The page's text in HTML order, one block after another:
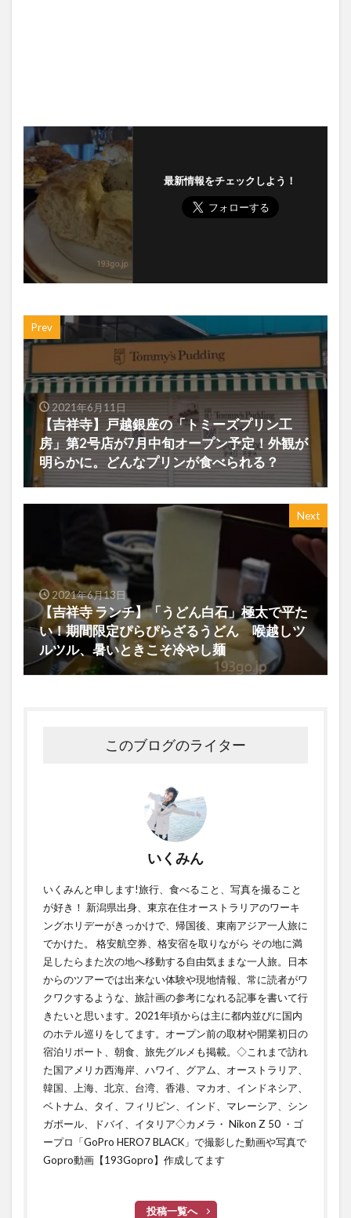
最新情報をチェックしよう！
Prev
2021年6月11日
【吉祥寺】戸越銀座の「トミーズプリン工
房」第2号店が7月中旬オープン予定！外観が
明らかに。どんなプリンが食べられる？
Next
2021年6月13日
【吉祥寺 ランチ】「うどん白石」極太で平た
い！期間限定ぴらぴらざるうどん 喉越しツ
ルツル、暑いときこそ冷やし麺
このブログのライター
いくみん
いくみんと申します!旅行、食べること、写真を撮ること
が好き！ 新潟県出身、東京在住オーストラリアのワーキ
ングホリデーがきっかけで、帰国後、東南アジア一人旅に
でかけた。 格安航空券、格安宿を取りながら その地に満
足したらまた次の地へ移動する自由気ままな一人旅。日本
からのツアーでは出来ない体験や現地情報、常に読者がワ
クワクするような、旅計画の参考になれる記事を書いて行
きたいと思います。2021年頃からは主に都内並びに国内
のホテル巡りをしてます。オープン前の取材や開業初日の
宿泊リポート、朝食、旅先グルメも掲載。◇これまで訪れ
た国アメリカ西海岸、ハワイ、グアム、オーストラリア、
韓国、上海、北京、台湾、香港、マカオ、インドネシア、
ベトナム、タイ、フィリピン、インド、マレーシア、シン
ガポール、ドバイ、イタリア◇カメラ・ Nikon Z 50 ・ゴ
ープロ「GoPro HERO7 BLACK」で撮影した動画や写真で
Gopro動画【193Gopro】作成してます
投稿一覧へ